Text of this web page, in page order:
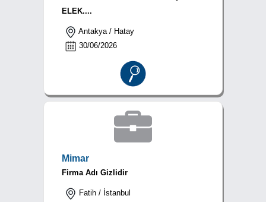
ELEK....
Antakya / Hatay
30/06/2026
Mimar
Firma Adı Gizlidir
Fatih / İstanbul